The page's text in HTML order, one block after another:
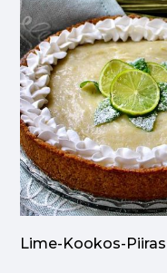
Lime-Kookos-